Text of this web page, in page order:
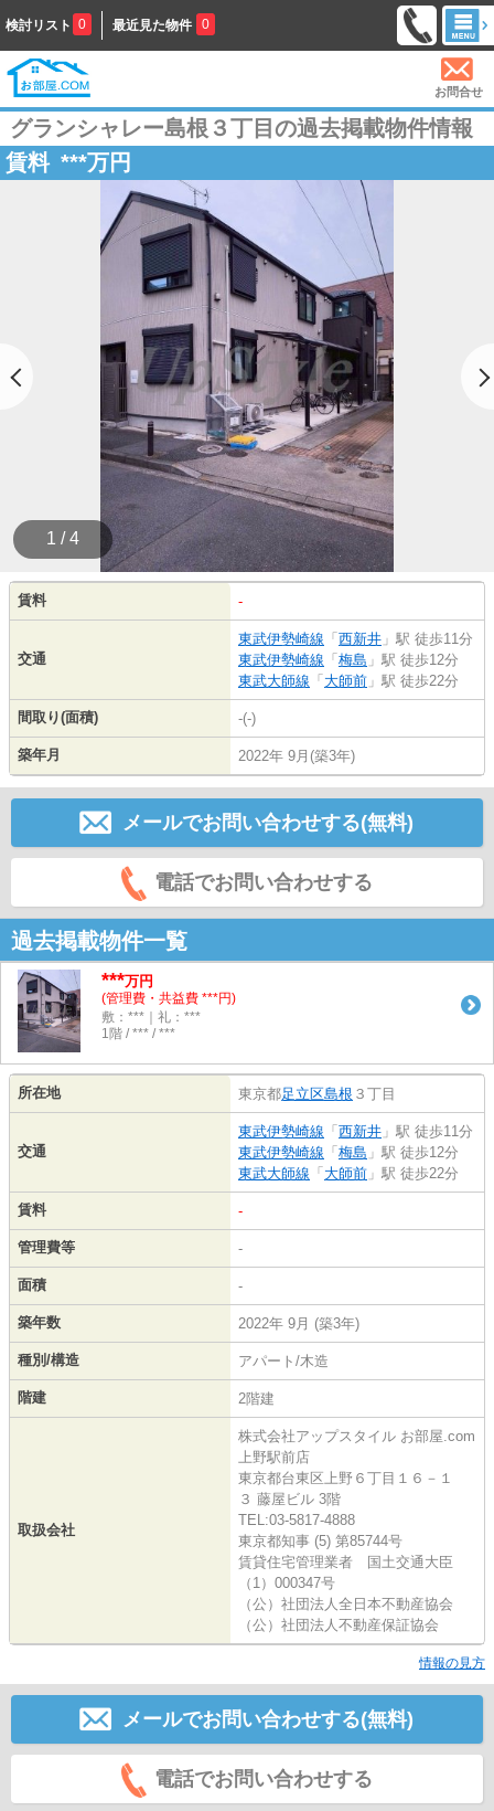
検討リスト 0 最近見た物件 0
お問合せ
グランシャレー島根３丁目の過去掲載物件情報
賃料 ***万円
1 / 4
賃料 -
交通
東武伊勢崎線 「 西新井 」駅 徒歩11分
東武伊勢崎線 「 梅島 」駅 徒歩12分
東武大師線 「 大師前 」駅 徒歩22分
間取り(面積) -(-)
築年月 2022年 9月(築3年)
メールでお問い合わせする(無料)
電話でお問い合わせする
過去掲載物件一覧
***万円
(管理費・共益費 ***円)
敷：***｜礼：***
1階 / *** / ***
所在地 東京都足立区島根 ３丁目
交通
東武伊勢崎線 「 西新井 」駅 徒歩11分
東武伊勢崎線 「 梅島 」駅 徒歩12分
東武大師線 「 大師前 」駅 徒歩22分
賃料 -
管理費等 -
面積 -
築年数 2022年 9月 (築3年)
種別/構造 アパート/木造
階建 2階建
取扱会社
株式会社アップスタイル お部屋.com
上野駅前店
東京都台東区上野６丁目１６－１
３ 藤屋ビル 3階
TEL:03-5817-4888
東京都知事 (5) 第85744号
賃貸住宅管理業者 国土交通大臣
（1）000347号
（公）社団法人全日本不動産協会
（公）社団法人不動産保証協会
情報の見方
メールでお問い合わせする(無料)
電話でお問い合わせする